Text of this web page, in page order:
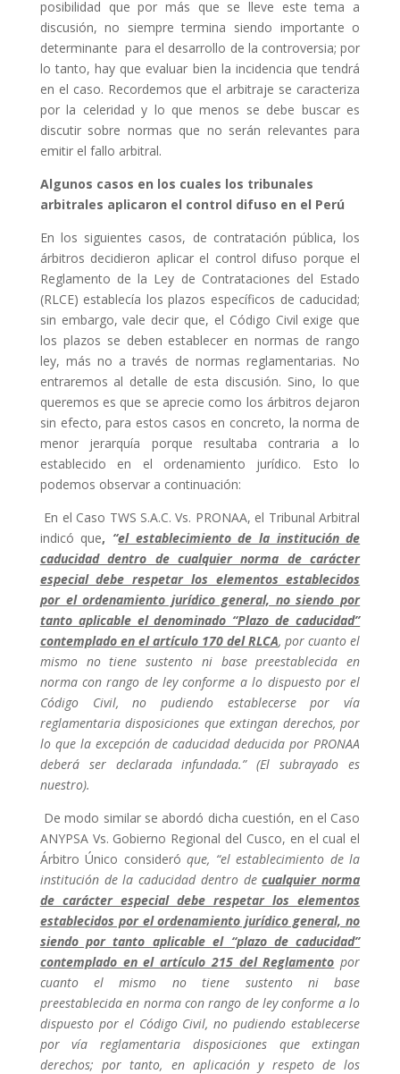
posibilidad que por más que se lleve este tema a
discusión, no siempre termina siendo importante o
determinante para el desarrollo de la controversia; por
lo tanto, hay que evaluar bien la incidencia que tendrá
en el caso. Recordemos que el arbitraje se caracteriza
por la celeridad y lo que menos se debe buscar es
discutir sobre normas que no serán relevantes para
emitir el fallo arbitral.
Algunos casos en los cuales los tribunales
arbitrales aplicaron el control difuso en el Perú
En los siguientes casos, de contratación pública, los
árbitros decidieron aplicar el control difuso porque el
Reglamento de la Ley de Contrataciones del Estado
(RLCE) establecía los plazos específicos de caducidad;
sin embargo, vale decir que, el Código Civil exige que
los plazos se deben establecer en normas de rango
ley, más no a través de normas reglamentarias. No
entraremos al detalle de esta discusión. Sino, lo que
queremos es que se aprecie como los árbitros dejaron
sin efecto, para estos casos en concreto, la norma de
menor jerarquía porque resultaba contraria a lo
establecido en el ordenamiento jurídico. Esto lo
podemos observar a continuación:
En el Caso TWS S.A.C. Vs. PRONAA, el Tribunal Arbitral
indicó que, “el establecimiento de la institución de
caducidad dentro de cualquier norma de carácter
especial debe respetar los elementos establecidos
por el ordenamiento jurídico general, no siendo por
tanto aplicable el denominado “Plazo de caducidad”
contemplado en el artículo 170 del RLCA, por cuanto el
mismo no tiene sustento ni base preestablecida en
norma con rango de ley conforme a lo dispuesto por el
Código Civil, no pudiendo establecerse por vía
reglamentaria disposiciones que extingan derechos, por
lo que la excepción de caducidad deducida por PRONAA
deberá ser declarada infundada.” (El subrayado es
nuestro).
De modo similar se abordó dicha cuestión, en el Caso
ANYPSA Vs. Gobierno Regional del Cusco, en el cual el
Árbitro Único consideró que, “el establecimiento de la
institución de la caducidad dentro decualquier norma
de carácter especial debe respetar los elementos
establecidos por el ordenamiento jurídico general, no
siendo por tanto aplicable el “plazo de caducidad”
contemplado en el artículo 215 del Reglamento por
cuanto el mismo no tiene sustento ni base
preestablecida en norma con rango de ley conforme a lo
dispuesto por el Código Civil, no pudiendo establecerse
por vía reglamentaria disposiciones que extingan
derechos; por tanto, en aplicación y respeto de los